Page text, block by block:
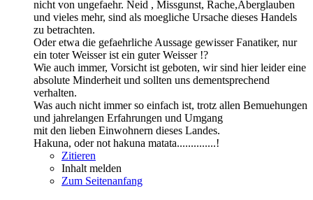
nicht von ungefaehr. Neid , Missgunst, Rache,Aberglauben
und vieles mehr, sind als moegliche Ursache dieses Handels
zu betrachten.
Oder etwa die gefaehrliche Aussage gewisser Fanatiker, nur
ein toter Weisser ist ein guter Weisser !?
Wie auch immer, Vorsicht ist geboten, wir sind hier leider eine
absolute Minderheit und sollten uns dementsprechend
verhalten.
Was auch nicht immer so einfach ist, trotz allen Bemuehungen
und jahrelangen Erfahrungen und Umgang
mit den lieben Einwohnern dieses Landes.
Hakuna, oder not hakuna matata..............!
Zitieren
Inhalt melden
Zum Seitenanfang